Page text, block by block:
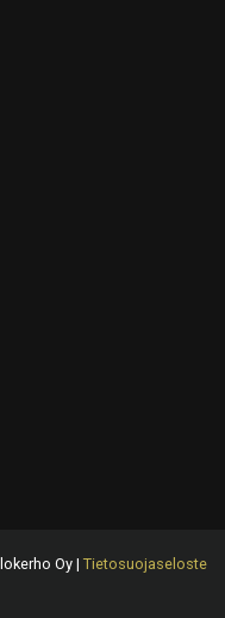
Oy | Tietosuojaseloste